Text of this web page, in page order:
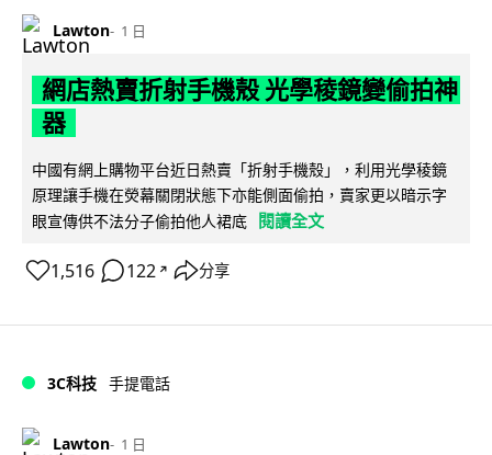
Lawton 1 日
網店熱賣折射手機殼 光學稜鏡變偷拍神
器
中國有網上購物平台近日熱賣「折射手機殼」，利用光學稜鏡
原理讓手機在熒幕關閉狀態下亦能側面偷拍，賣家更以暗示字
眼宣傳供不法分子偷拍他人裙底
閱讀全文
1,516 122 ↗ 分享
3C科技 手提電話
Lawton 1 日